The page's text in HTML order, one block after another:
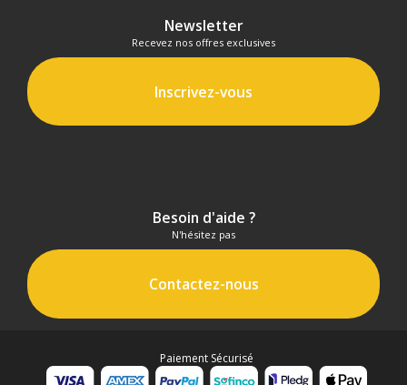
Newsletter
Recevez nos offres exclusives
Inscrivez-vous
Besoin d'aide ?
N'hésitez pas
Contactez-nous
Paiement Sécurisé